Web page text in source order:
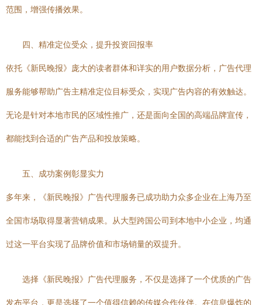
范围，增强传播效果。
四、精准定位受众，提升投资回报率
依托《新民晚报》庞大的读者群体和详实的用户数据分析，广告代理
服务能够帮助广告主精准定位目标受众，实现广告内容的有效触达。
无论是针对本地市民的区域性推广，还是面向全国的高端品牌宣传，
都能找到合适的广告产品和投放策略。
五、成功案例彰显实力
多年来，《新民晚报》广告代理服务已成功助力众多企业在上海乃至
全国市场取得显著营销成果。从大型跨国公司到本地中小企业，均通
过这一平台实现了品牌价值和市场销量的双提升。
选择《新民晚报》广告代理服务，不仅是选择了一个优质的广告
发布平台，更是选择了一个值得信赖的传媒合作伙伴。在信息爆炸的